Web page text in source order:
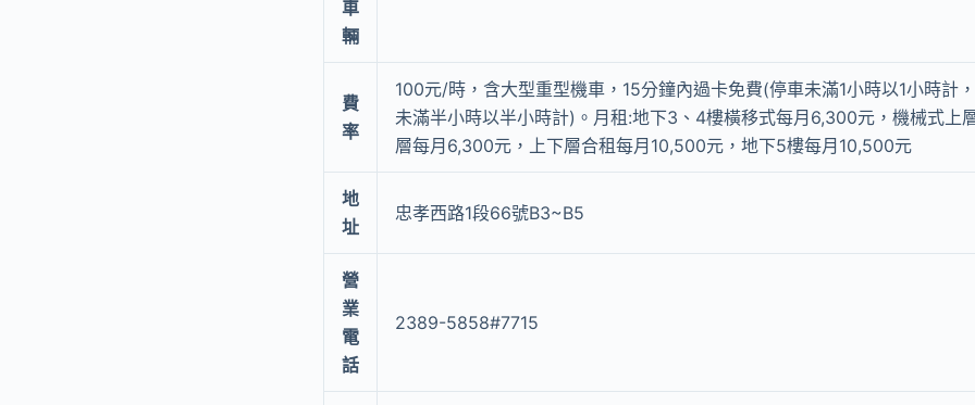
車
輛
費
率
100元/時，含大型重型機車，15分鐘內過卡免費(停車未滿1小時以1小時計
未滿半小時以半小時計)。月租:地下3、4樓橫移式每月6,300元，機械式上
層每月6,300元，上下層合租每月10,500元，地下5樓每月10,500元
地
址
忠孝西路1段66號B3~B5
營
業
電
話
2389-5858#7715